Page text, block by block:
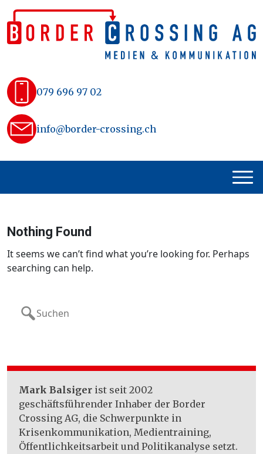
Skip
to
content
079 696 97 02
info@border-crossing.ch
Nothing Found
It seems we can’t find what you’re looking for. Perhaps
searching can help.
for:
Mark Balsiger ist seit 2002
geschäftsführender Inhaber der Border
Crossing AG, die Schwerpunkte in
Krisenkommunikation, Medientraining,
Öffentlichkeitsarbeit und Politikanalyse setzt.